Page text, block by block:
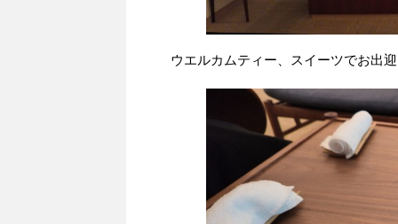
ウエルカムティー、スイーツでお出